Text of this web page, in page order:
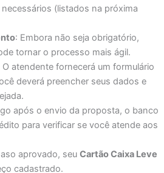
(listados na próxima
: Embora não seja obrigatório,
tornar o processo mais ágil.
O atendente fornecerá um formulário
deverá preencher seus dados e
após o envio da proposta, o banco
para verificar se você atende aos
aprovado, seu Cartão Caixa Leve
cadastrado.